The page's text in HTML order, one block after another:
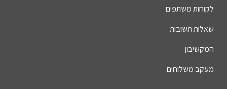
לקוחות משתפים
שאלות תשובות
המקשיבון
מעקב משלוחים